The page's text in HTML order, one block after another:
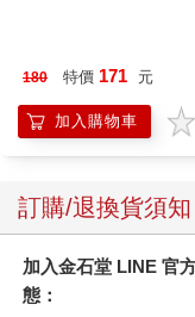
180 特價 171 元
加入購物車
訂購/退換貨須知
加入金石堂 LINE 官
態：